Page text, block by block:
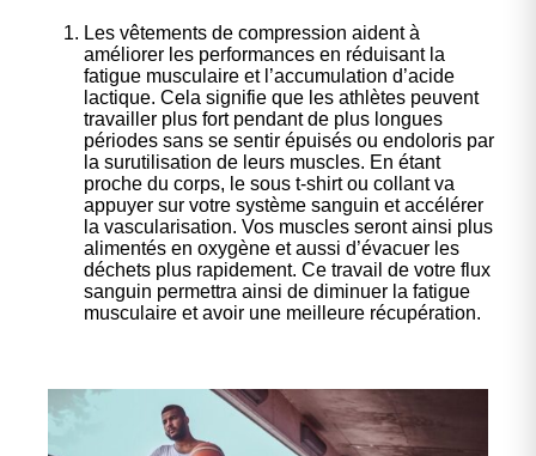
Les vêtements de compression aident à
améliorer les performances en réduisant la
fatigue musculaire et l’accumulation d’acide
lactique. Cela signifie que les athlètes peuvent
travailler plus fort pendant de plus longues
périodes sans se sentir épuisés ou endoloris par
la surutilisation de leurs muscles. En étant
proche du corps, le sous t-shirt ou collant va
appuyer sur votre système sanguin et accélérer
la vascularisation. Vos muscles seront ainsi plus
alimentés en oxygène et aussi d’évacuer les
déchets plus rapidement. Ce travail de votre flux
sanguin permettra ainsi de diminuer la fatigue
musculaire et avoir une meilleure récupération.